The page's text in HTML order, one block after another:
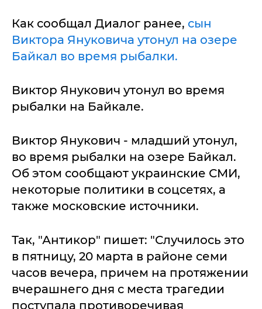
Как сообщал Диалог ранее, сын
Виктора Януковича утонул на озере
Байкал во время рыбалки.
Виктор Янукович утонул во время
рыбалки на Байкале.
Виктор Янукович - младший утонул,
во время рыбалки на озере Байкал.
Об этом сообщают украинские СМИ,
некоторые политики в соцсетях, а
также московские источники.
Так, "Антикор" пишет: "Случилось это
в пятницу, 20 марта в районе семи
часов вечера, причем на протяжении
вчерашнего дня с места трагедии
поступала противоречивая